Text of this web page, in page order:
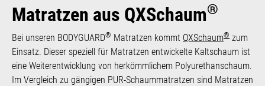
Matratzen aus QXSchaum®
Bei unseren BODYGUARD® Matratzen kommt QXSchaum® zum
Einsatz. Dieser speziell für Matratzen entwickelte Kaltschaum ist
eine Weiterentwicklung von herkömmlichem Polyurethanschaum.
Im Vergleich zu gängigen PUR-Schaummatratzen sind Matratzen